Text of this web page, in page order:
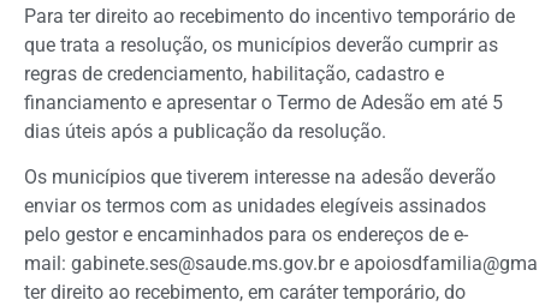
Para ter direito ao recebimento do incentivo temporário de
que trata a resolução, os municípios deverão cumprir as
regras de credenciamento, habilitação, cadastro e
financiamento e apresentar o Termo de Adesão em até 5
dias úteis após a publicação da resolução.
Os municípios que tiverem interesse na adesão deverão
enviar os termos com as unidades elegíveis assinados
pelo gestor e encaminhados para os endereços de e-
mail: gabinete.ses@saude.ms.gov.bre
ter direito ao recebimento, em caráter temporário, do